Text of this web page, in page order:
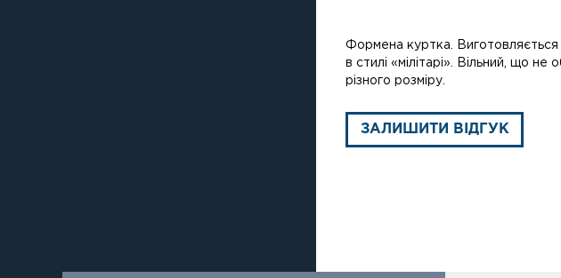
Формена куртка. Виготовляється
в стилі «мілітарі». Вільний, що
різного розміру.
ЗАЛИШИТИ ВІДГУК